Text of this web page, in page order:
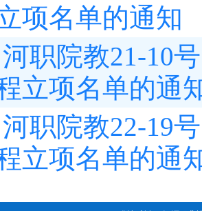
项名单的通知
河职院教21-10
立项名单的通
河职院教22-19
立项名单的通